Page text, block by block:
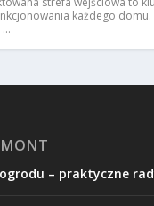
każdego domu.
…
– praktyczne